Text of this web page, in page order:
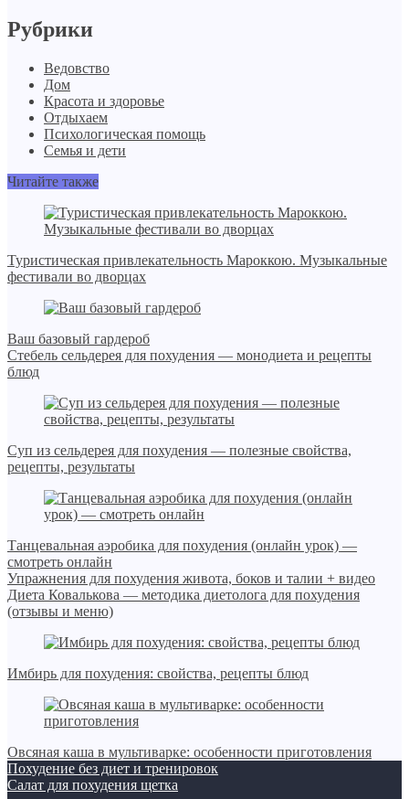
Рубрики
Ведовство
Дом
Красота и здоровье
Отдыхаем
Психологическая помощь
Семья и дети
Читайте также
Туристическая привлекательность Мароккою. Музыкальные
фестивали во дворцах
Ваш базовый гардероб
Стебель сельдерея для похудения — монодиета и рецепты
блюд
Суп из сельдерея для похудения — полезные свойства,
рецепты, результаты
Танцевальная аэробика для похудения (онлайн урок) —
смотреть онлайн
Упражнения для похудения живота, боков и талии + видео
Диета Ковалькова — методика диетолога для похудения
(отзывы и меню)
Имбирь для похудения: свойства, рецепты блюд
Овсяная каша в мультиварке: особенности приготовления
Похудение без диет и тренировок
Салат для похудения щетка